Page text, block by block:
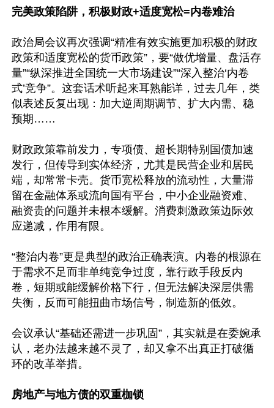
完美政策陷阱，积极财政+适度宽松=内卷难治
政治局会议再次强调“精准有效实施更加积极的财政
政策和适度宽松的货币政策”，要“做优增量、盘活存
量”“纵深推进全国统一大市场建设”“深入整治‘内卷
式’竞争”。这套话术听起来耳熟能详，过去几年，类
似表述反复出现：加大逆周期调节、扩大内需、稳
预期……
财政政策靠前发力，专项债、超长期特别国债加速
发行，但传导到实体经济，尤其是民营企业和居民
端，却常常卡壳。货币宽松释放的流动性，大量滞
留在金融体系或流向国有平台，中小企业融资难、
融资贵的问题并未根本缓解。消费刺激政策边际效
应递减，作用有限。
“整治内卷”更是典型的政治正确表演。内卷的根源在
于需求不足而非单纯竞争过度，靠行政手段反内
卷，短期或能缓解价格下行，但无法解决深层供需
失衡，反而可能扭曲市场信号，制造新的低效。
会议承认“基础还需进一步巩固”，其实就是在委婉承
认，老办法越来越不灵了，却又拿不出真正打破循
环的改革举措。
房地产与地方债的双重枷锁